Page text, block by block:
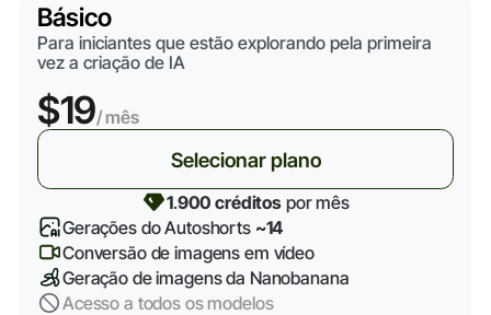
Básico
Para iniciantes que estão explorando pela primeira
vez a criação de IA
$19/ mês
Selecionar plano
1.900 créditos por mês
Gerações do Autoshorts ~14
Conversão de imagens em vídeo
Geração de imagens da Nanobanana
Acesso a todos os modelos